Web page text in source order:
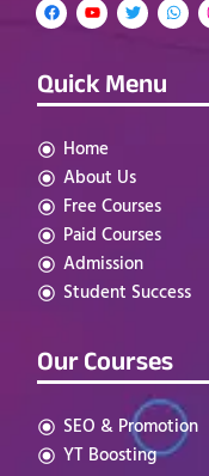
Quick Menu
Home
About Us
Free Courses
Paid Courses
Admission
Student Success
Our Courses
SEO & Promotion
YT Boosting